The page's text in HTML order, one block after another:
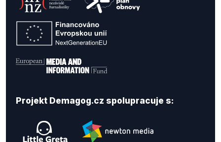
Projekt Demagog.cz spolupracuje s: